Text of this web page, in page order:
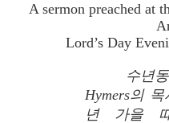
A sermon preached at
Lord’s Day
수년
Hymers의 목
년 가을